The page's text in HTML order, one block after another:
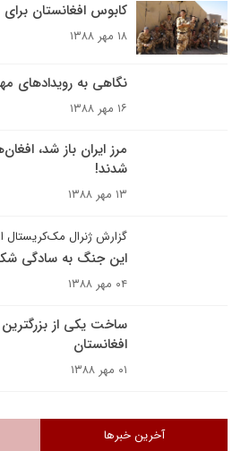
کابوس افغانستان برای
۱۸ مهر ۱۳۸۸
نگاهی به رویدادهای
۱۶ مهر ۱۳۸۸
مرز ایران باز شد،
شدند!
۱۳ مهر ۱۳۸۸
گزارش ژنرال مک‌کریستال
این جنگ به سادگی
۰۴ مهر ۱۳۸۸
ساخت یکی از بزرگترین
افغانستان
۰۱ مهر ۱۳۸۸
آخرین خبرها